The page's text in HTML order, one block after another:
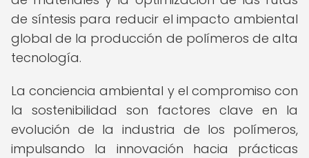
de síntesis para reducir el impacto ambiental
global de la producción de polímeros de alta
tecnología.
La conciencia ambiental y el compromiso con
la sostenibilidad son factores clave en la
evolución de la industria de los polímeros,
impulsando la innovación hacia prácticas